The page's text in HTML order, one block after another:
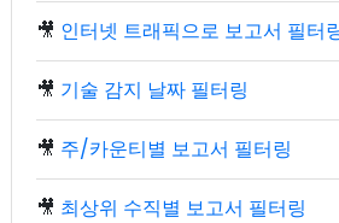
🎥 인터넷 트래픽으로 보고서 필터
🎥 기술 감지 날짜 필터링
🎥 주/카운티별 보고서 필터링
🎥 최상위 수직별 보고서 필터링